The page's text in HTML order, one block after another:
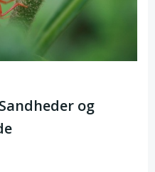
og